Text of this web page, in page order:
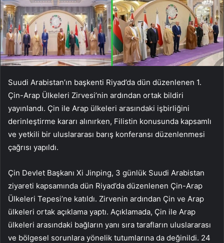
Suudi Arabistan’ın başkenti Riyad’da dün düzenlenen 1.
Çin-Arap Ülkeleri Zirvesi’nin ardından ortak bildiri
yayınlandı. Çin ile Arap ülkeleri arasındaki işbirliğini
derinleştirme kararı alınırken, Filistin konusunda kapsamlı
ve yetkili bir uluslararası barış konferansı düzenlenmesi
çağrısı yapıldı.
Çin Devlet Başkanı Xi Jinping, 3 günlük Suudi Arabistan
ziyareti kapsamında dün Riyad’da düzenlenen Çin-Arap
Ülkeleri Tepesi’ne katıldı. Zirvenin ardından Çin ve Arap
ülkeleri ortak açıklama yaptı. Açıklamada, Çin ile Arap
ülkeleri arasındaki bağların yanı sıra tarafların uluslararası
ve bölgesel sorunlara yönelik tutumlarına da değinildi. 24